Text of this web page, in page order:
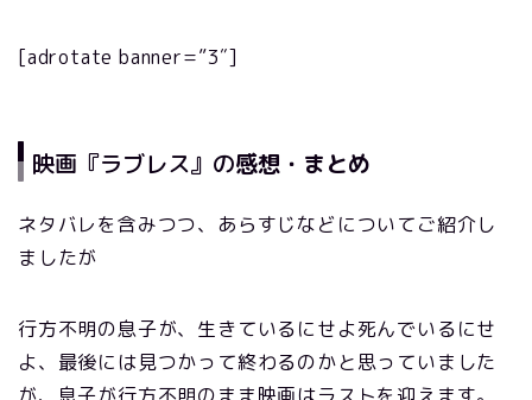
[adrotate banner=”3″]
映画『ラブレス』の感想・まとめ
ネタバレを含みつつ、あらすじなどについてご紹介し
ましたが
行方不明の息子が、生きているにせよ死んでいるにせ
よ、最後には見つかって終わるのかと思っていました